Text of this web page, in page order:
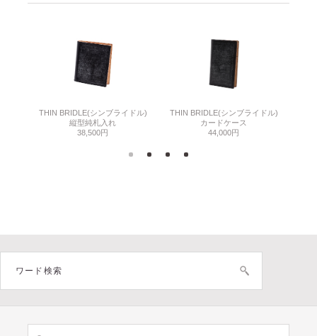
THIN BRIDLE(シンブライドル)
縦型純札入れ
38,500円
THIN BRIDLE(シンブライドル)
カードケース
44,000円